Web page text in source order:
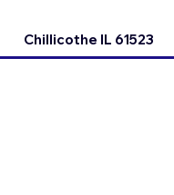
Chillicothe IL 61523